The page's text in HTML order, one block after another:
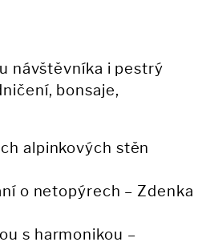
návštěvníka i pestrý
bonsaje,
alpinkových stěn
o netopýrech – Zdenka
s harmonikou –